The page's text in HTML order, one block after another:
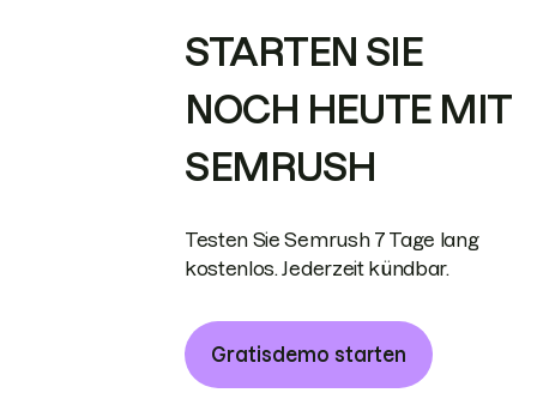
STARTEN SIE
NOCH HEUTE MIT
SEMRUSH
Testen Sie Semrush 7 Tage lang
kostenlos. Jederzeit kündbar.
Gratisdemo starten